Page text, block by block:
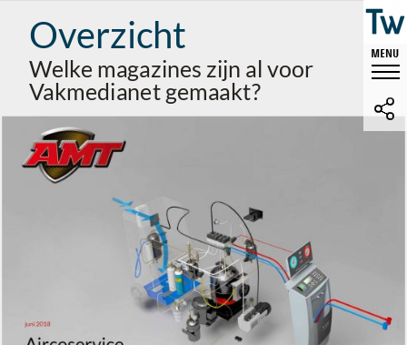
Overzicht
Welke magazines zijn al voor
Vakmedianet gemaakt?